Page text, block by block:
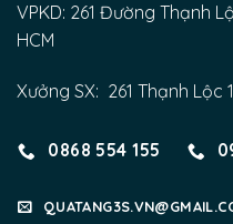
VPKD: 261 Đường Thạnh
HCM
Xưởng SX: 261 Thạnh Lộc
0868 554 155